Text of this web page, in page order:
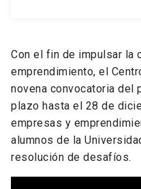
Con el fin de impulsar la
emprendimiento, el
novena convocatoria del
plazo hasta el 28 de
empresas y
alumnos de la
resolución de desafíos.